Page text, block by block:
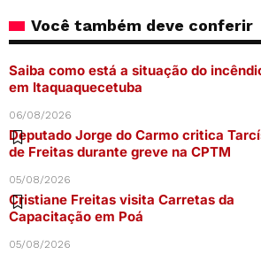
Você também deve conferir
Saiba como está a situação do
em Itaquaquecetuba
06/08/2026
Deputado Jorge do Carmo critica
de Freitas durante greve na CPTM
05/08/2026
Cristiane Freitas visita Carretas da
Capacitação em Poá
05/08/2026